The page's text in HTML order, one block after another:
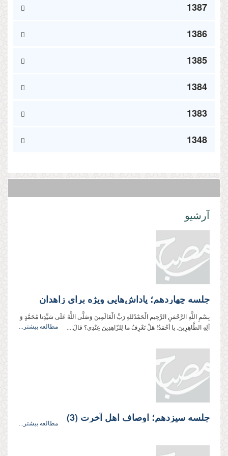
1387
1386
1385
1384
1383
1348
آرشیو
جلسه چهاردهم؛ پاداش‌هایی ویژه برای زاهدان
بِسْمِ اللَّهِ الرَّحْمَنِ الرَّحِيم الْحَمْدُللهِ رَبِّ الْعَالَمِینَ وَصَلَّی اللَّهُ عَلَی سَيِّدِنا مُحَمَّدٍ وَ
آلِهِ الطَّاهِرِینَ. يا أحْمَدُ! هَلْ تَعْرِفُ ما لِلزّاهِدِينَ عِنْدِي؟ قالَ:...
مطالعه بیشتر...
جلسه سيزدهم؛ اوصاف اهل آخرت (3) مطالعه بیشتر...